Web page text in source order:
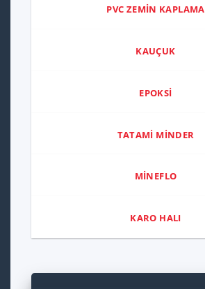
PVC ZEMİN KAPLAMA
KAUÇUK
EPOKSİ
TATAMİ MİNDER
MİNEFLO
KARO HALI